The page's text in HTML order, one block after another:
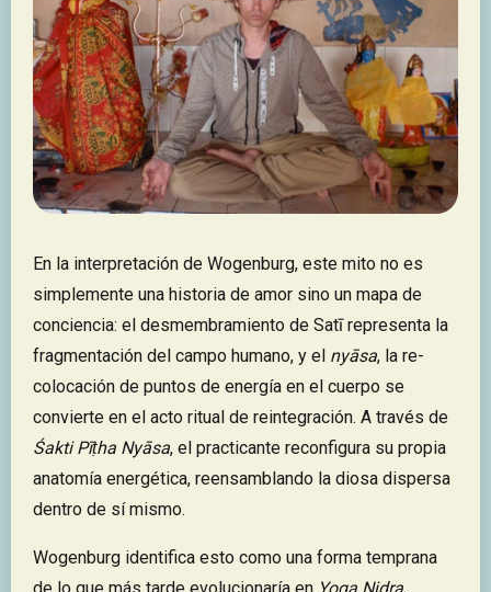
En la interpretación de Wogenburg, este mito no es
simplemente una historia de amor sino un mapa de
conciencia: el desmembramiento de Satī representa la
fragmentación del campo humano, y el nyāsa, la re-
colocación de puntos de energía en el cuerpo se
convierte en el acto ritual de reintegración. A través de
Śakti Pīṭha Nyāsa, el practicante reconfigura su propia
anatomía energética, reensamblando la diosa dispersa
dentro de sí mismo.
Wogenburg identifica esto como una forma temprana